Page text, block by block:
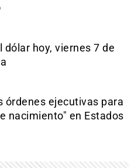
dólar hoy, viernes 7 de
órdenes ejecutivas para
nacimiento" en Estados